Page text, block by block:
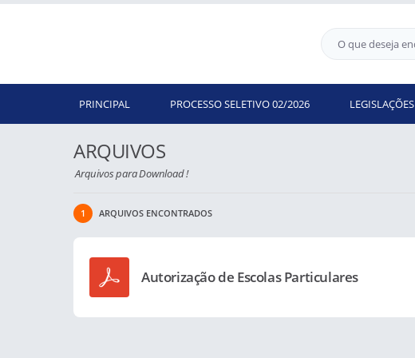
PRINCIPAL PROCESSO SELETIVO 02/2026 LEGISLAÇÕES
ARQUIVOS
Arquivos para Download !
1 ARQUIVOS ENCONTRADOS
Autorização de Escolas Particulares